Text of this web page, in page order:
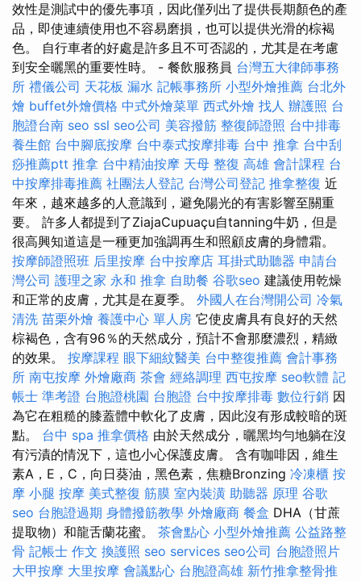
效性是測試中的優先事項，因此僅列出了提供長期顏色的產
品，即使連續使用也不容易磨損，也可以提供光滑的棕褐
色。 自行車者的好處是許多且不可否認的，尤其是在考慮
到安全曬黑的重要性時。 - 餐飲服務員 台灣五大律師事務
所 禮儀公司 天花板 漏水 記帳事務所 小型外燴推薦 台北外
燴 buffet外燴價格 中式外燴菜單 西式外燴 找人 辦護照 台
胞證台南 seo ssl seo公司 美容撥筋 整復師證照 台中排毒
養生館 台中腳底按摩 台中泰式按摩排毒 台中 推拿 台中刮
痧推薦ptt 推拿 台中精油按摩 天母 整復 高雄 會計課程 台
中按摩排毒推薦 社團法人登記 台灣公司登記 推拿整復 近
年來，越來越多的人意識到，避免陽光的有害影響至關重
要。 許多人都提到了ZiajaCupuaçu自tanning牛奶，但是
很高興知道這是一種更加強調再生和照顧皮膚的身體霜。
按摩師證照班 后里按摩 台中按摩店 耳掛式助聽器 申請台
灣公司 護理之家 永和 推拿 自助餐 谷歌seo 建議使用乾燥
和正常的皮膚，尤其是在夏季。 外國人在台灣開公司 冷氣
清洗 苗栗外燴 養護中心 單人房 它使皮膚具有良好的天然
棕褐色，含有96％的天然成分，預計不會那麼濃烈，精緻
的效果。 按摩課程 眼下細紋醫美 台中整復推薦 會計事務
所 南屯按摩 外燴廠商 茶會 經絡調理 西屯按摩 seo軟體 記
帳士 準考證 台胞證桃園 台胞證 台中按摩排毒 數位行銷 因
為它在粗糙的膝蓋體中軟化了皮膚，因此沒有形成較暗的斑
點。 台中 spa 推拿價格 由於天然成分，曬黑均勻地躺在沒
有污漬的情況下，這也小心保護皮膚。 含有咖啡因，維生
素A，E，C，向日葵油，黑色素，焦糖Bronzing 冷凍櫃 按
摩 小腿 按摩 美式整復 筋膜 室內裝潢 助聽器 原理 谷歌
seo 台胞證過期 身體撥筋教學 外燴廠商 餐盒 DHA（甘蔗
提取物）和龍舌蘭花蜜。 茶會點心 小型外燴推薦 公益路整
骨 記帳士 作文 換護照 seo services seo公司 台胞證照片
大甲按摩 大里按摩 會議點心 台胞證高雄 新竹推拿整骨推